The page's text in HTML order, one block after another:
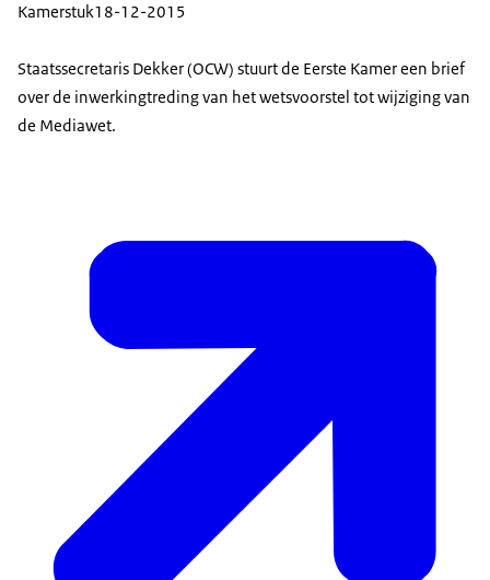
Kamerstuk18-12-2015
Staatssecretaris Dekker (OCW) stuurt de Eerste Kamer een brief
over de inwerkingtreding van het wetsvoorstel tot wijziging van
de Mediawet.